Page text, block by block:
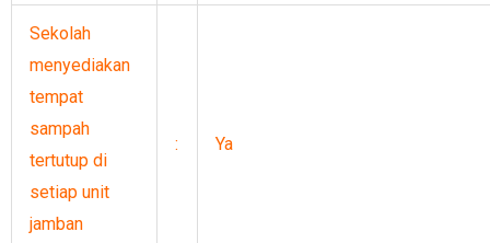
Sekolah
menyediakan
tempat
sampah
tertutup di
setiap unit
jamban
: Ya